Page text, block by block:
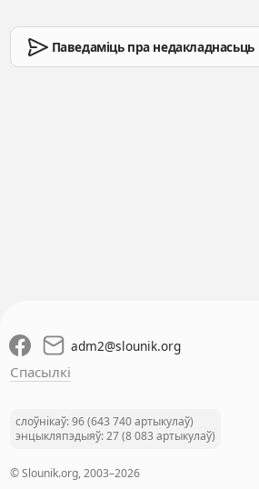
Паведаміць пра недакладнасьць
adm2@slounik.org
Спасылкі
слоўнікаў: 96 (643 740 артыкулаў)
энцыкляпэдыяў: 27 (8 083 артыкулаў)
© Slounik.org, 2003–2026